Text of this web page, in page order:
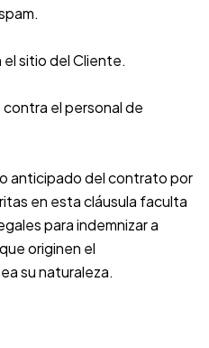
sitio del Cliente.
el personal de
anticipado del contrato por
en esta cláusula faculta
para indemnizar a
originen el
su naturaleza.